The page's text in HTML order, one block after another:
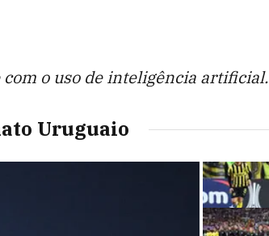
o uso de inteligência artificial.
Uruguaio